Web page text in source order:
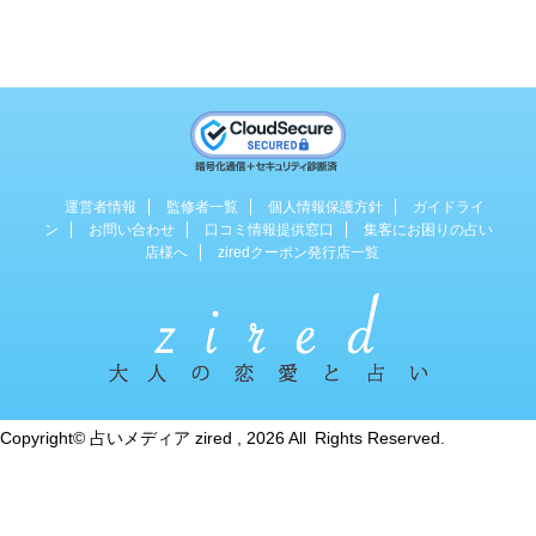
運営者情報 監修者一覧 個人情報保護方針
ガイドライ
ン
お問い合わせ 口コミ情報提供窓口
集客にお困りの占い
店様へ
ziredクーポン発行店一覧
占い専門のWebマガジン
Copyright© 占いメディア zired , 2026 All Rights Reserved.